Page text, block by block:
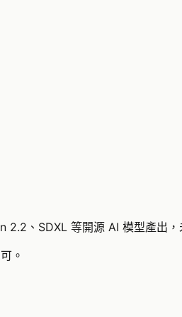
、SDXL 等開源 AI 模型產出，
。